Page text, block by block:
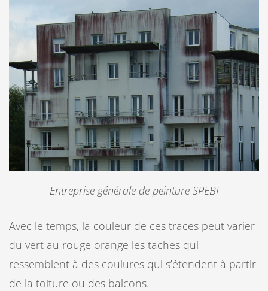
Entreprise générale de peinture SPEBI
Avec le temps, la couleur de ces traces peut varier
du vert au rouge orange les taches qui
ressemblent à des coulures qui s’étendent à partir
de la toiture ou des balcons.